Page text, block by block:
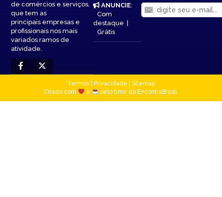
de comércios e serviços,
que tem as
principais empresas e
profissionais nos mais
variados ramos de
atividade.
ANUNCIE:
Com
destaque|
Grátis
Termos| Privacidade
Sitemap
Criado com
e pelo time do EncontraBrasil